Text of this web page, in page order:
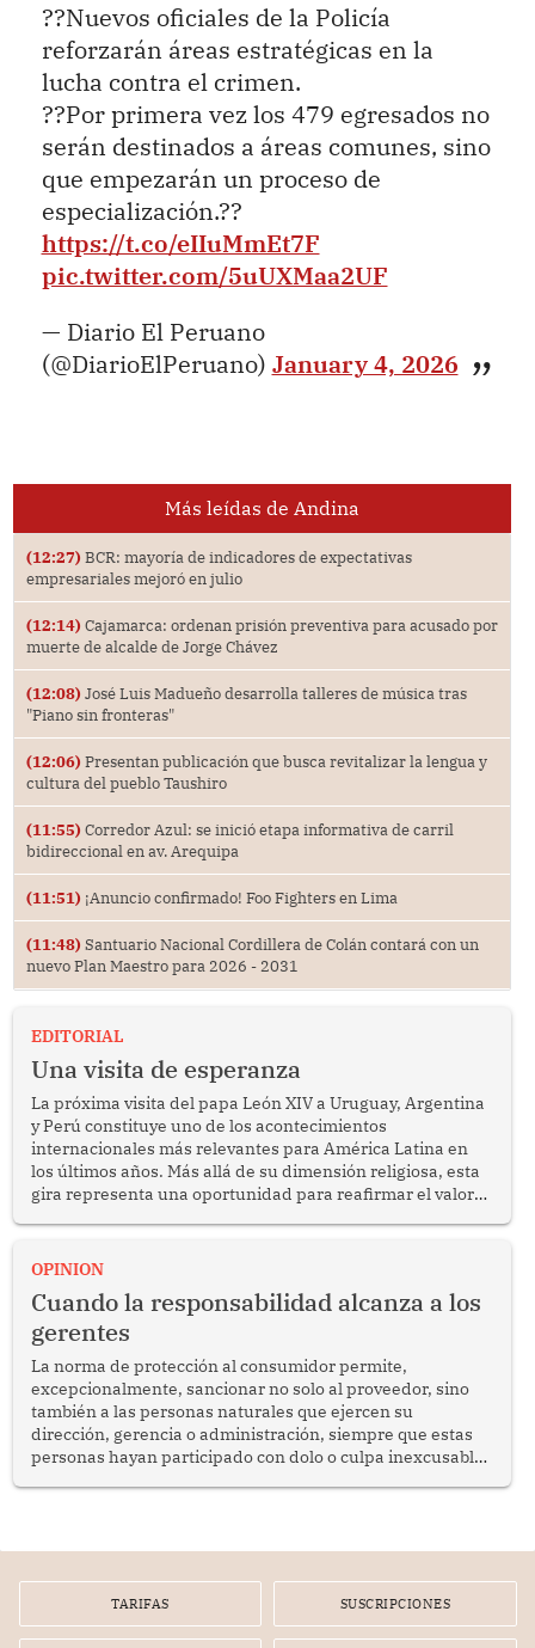
??Nuevos oficiales de la Policía
reforzarán áreas estratégicas en la
lucha contra el crimen.
??Por primera vez los 479 egresados no
serán destinados a áreas comunes, sino
que empezarán un proceso de
especialización.??
https://t.co/eIIuMmEt7F
pic.twitter.com/5uUXMaa2UF
— Diario El Peruano
(@DiarioElPeruano) January 4, 2026
Más leídas de Andina
(12:27) BCR: mayoría de indicadores de expectativas
empresariales mejoró en julio
(12:14) Cajamarca: ordenan prisión preventiva para acusado por
muerte de alcalde de Jorge Chávez
(12:08) José Luis Madueño desarrolla talleres de música tras
"Piano sin fronteras"
(12:06) Presentan publicación que busca revitalizar la lengua y
cultura del pueblo Taushiro
(11:55) Corredor Azul: se inició etapa informativa de carril
bidireccional en av. Arequipa
(11:51) ¡Anuncio confirmado! Foo Fighters en Lima
(11:48) Santuario Nacional Cordillera de Colán contará con un
nuevo Plan Maestro para 2026 - 2031
EDITORIAL
Una visita de esperanza
La próxima visita del papa León XIV a Uruguay, Argentina
y Perú constituye uno de los acontecimientos
internacionales más relevantes para América Latina en
los últimos años. Más allá de su dimensión religiosa, esta
gira representa una oportunidad para reafirmar el valor
enfrenta desafíos en materia de desarrollo, cohesión
OPINION
Cuando la responsabilidad alcanza a los
gerentes
La norma de protección al consumidor permite,
excepcionalmente, sancionar no solo al proveedor, sino
también a las personas naturales que ejercen su
dirección, gerencia o administración, siempre que estas
personas hayan participado con dolo o culpa inexcusable
por la frustrada realización de un meet and greet con
TARIFAS SUSCRIPCIONES